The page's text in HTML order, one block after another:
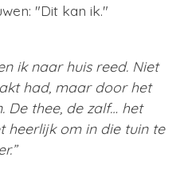
"Dit kan ik."
ik naar huis reed. Niet
had, maar door het
De thee, de zalf… het
heerlijk om in die tuin te